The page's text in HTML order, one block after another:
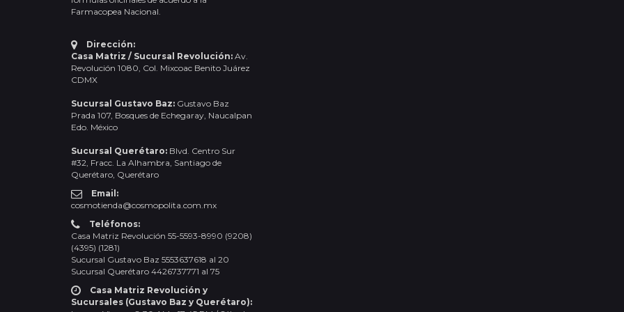
Farmacopea Nacional.
Dirección:
Casa Matriz / Sucursal Revolución: Av.
Revolución 1080, Col. Mixcoac Benito Juárez
CDMX
Sucursal Gustavo Baz: Gustavo Baz
Prada 107, Bosques de Echegaray, Naucalpan
Edo. México
Sucursal Querétaro: Blvd. Centro Sur
#32, Fracc. La Alhambra, Santiago de
Querétaro, Querétaro
Email:
cosmotienda@cosmopolita.com.mx
Teléfonos:
Casa Matriz Revolución 55-5593-8990 (9208)
(4395) (1281)
Sucursal Gustavo Baz 5553637618 al 20
Sucursal Querétaro 4426737771 al 75
Casa Matriz Revolución y
Sucursales (Gustavo Baz y Querétaro):